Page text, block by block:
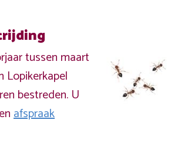
tussen maart
Lopikerkapel
bestreden. U
afspraak